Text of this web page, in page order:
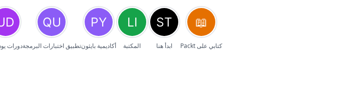
كتابي على Packt ابدأ هنا المكتبة أكاديمية بايثونتطبيق اختبارات البرمجةدورات